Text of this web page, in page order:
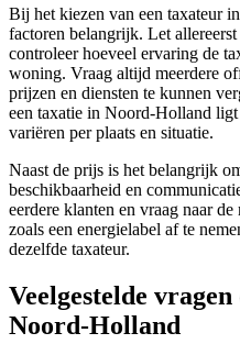
Bij het kiezen van een taxateur
factoren belangrijk. Let
controleer hoeveel ervaring de
woning. Vraag altijd meerdere
prijzen en diensten te kunnen
een taxatie in Noord-Holland
variëren per plaats en situatie.
Naast de prijs is het belangrijk
beschikbaarheid en
eerdere klanten en vraag naar
zoals een energielabel af te
dezelfde taxateur.
Veelgestelde
Noord-Holland